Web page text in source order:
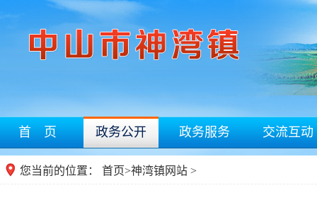
首 页 政务公开 政务服务 交流互动
您当前的位置： 首页>神湾镇网站 >